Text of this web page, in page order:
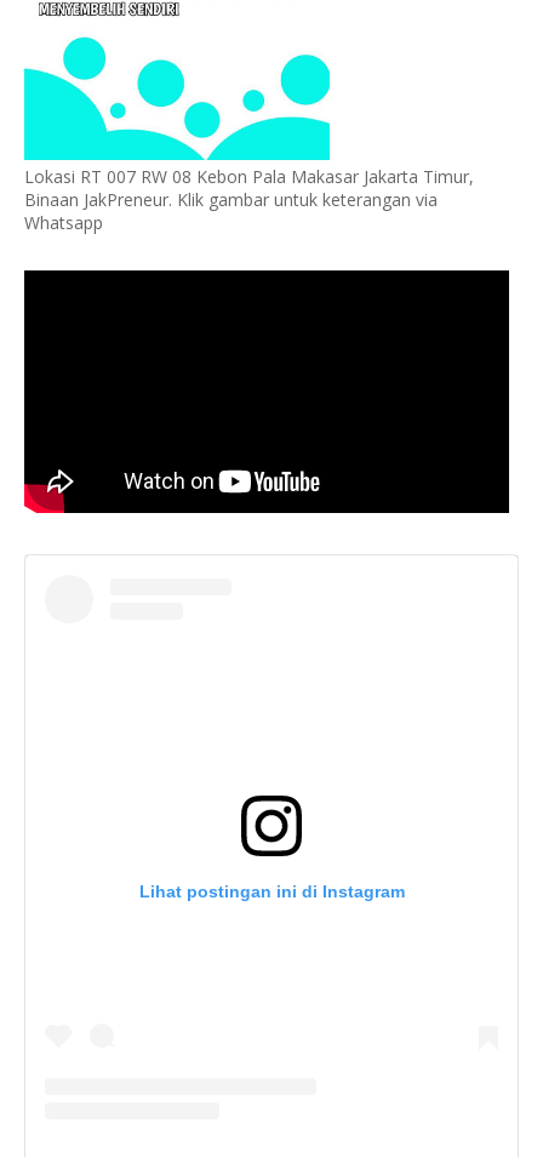
Lokasi RT 007 RW 08 Kebon Pala Makasar Jakarta Timur,
Binaan JakPreneur. Klik gambar untuk keterangan via
Whatsapp
Lihat postingan ini di Instagram